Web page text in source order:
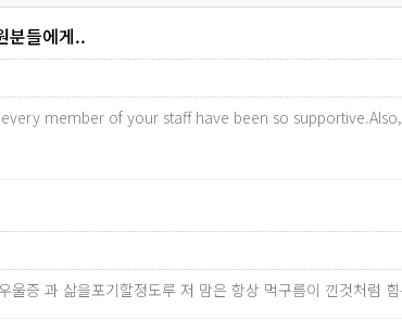
분들에게..
member of your staff have been so
울증 과 삶을포기할정도루 저 맘은 항상 먹구름이 낀것처럼